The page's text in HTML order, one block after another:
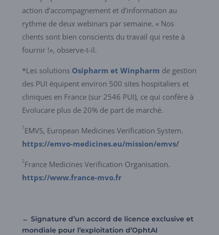
action d’accompagnement et d’information au
rythme de deux webinars par semaine. « Nos
clients sont bien conscients du travail qui reste à
fournir !», observe-t-il.
*Les solutions Osipharm et Winpharm de gestion
des PUI équipent environ 500 sites hospitaliers et
cliniques en France (sur 2546 PUI), ce qui confère à
Evolucare plus de 20% de part de marché.
1 EMVS, European Medicines Verification System.
https://emvo-medicines.eu/mission/emvs/
2France Medicines Verification Organisation.
https://www.france-mvo.fr
← Signature d’un accord de licence exclusive et
mondiale pour l’exploitation d’OphtAI